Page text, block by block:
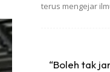
terus mengejar
“Boleh tak